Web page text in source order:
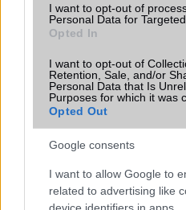
I want to opt-out of
Personal Data for
Opted In
I want to opt-out of
Retention, Sale, and/or
Personal Data that Is
Purposes for which it was
Opted Out
Google consents
I want to allow Google to
related to advertising like
device identifiers in apps.
Védelem
SAR
N/A = Nincs adat. Legutóbbi frissítés: